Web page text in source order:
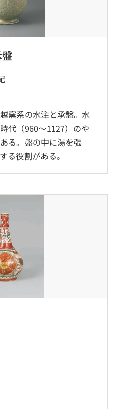
窯系の水注と承盤。水
代（960～1127）のや
る。盤の中に湯を張
る役割がある。